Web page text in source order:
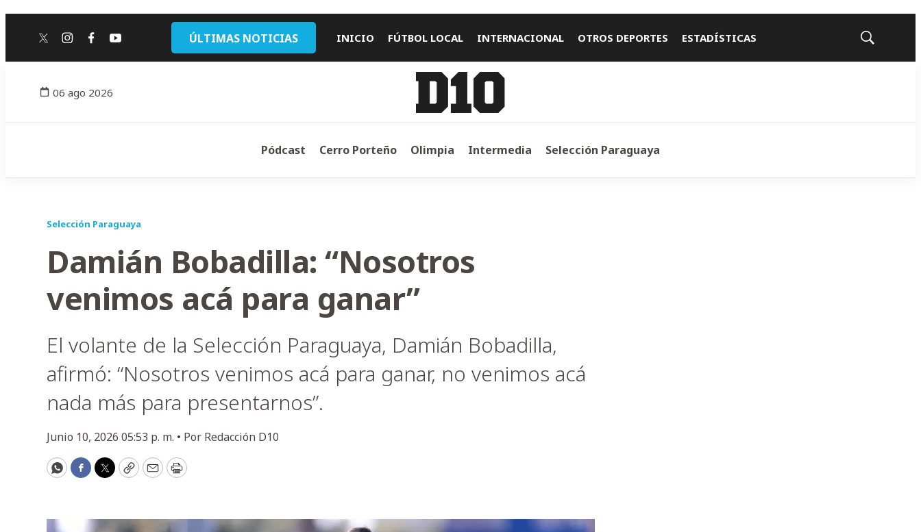
twitterinstagram
facebook
youtube ÚLTIMAS NOTICIAS INICIO FÚTBOL LOCAL INTERNACIONAL OTROS DEPORTES ESTADÍSTICAS
Mostrar
06 ago 2026
Pódcast Cerro Porteño Olimpia Intermedia Selección Paraguaya
Selección Paraguaya
Damián Bobadilla: “Nosotros
venimos acá para ganar”
El volante de la Selección Paraguaya, Damián Bobadilla,
afirmó: “Nosotros venimos acá para ganar, no venimos acá
nada más para presentarnos”.
Junio 10, 2026 05:53 p. m. • Por Redacción D10
WhatsApp
Facebook
Twitter
CopyEmailPrint